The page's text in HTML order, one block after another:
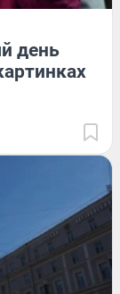
день